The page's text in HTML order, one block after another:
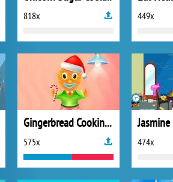
818x 449x
Gingerbread Cooking And Decoration
575x 474x